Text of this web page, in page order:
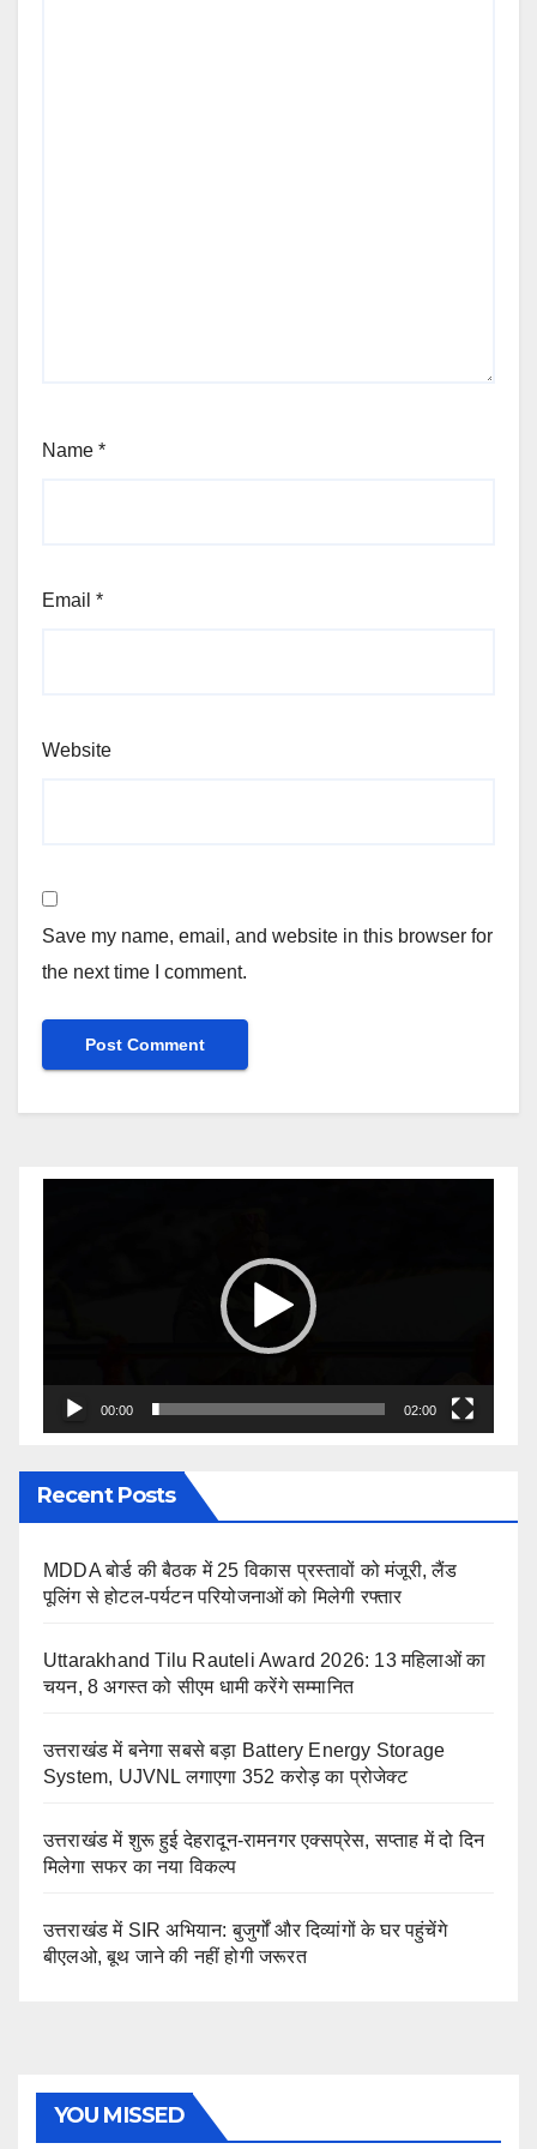
Name *
Email *
Website
Save my name, email, and website in this browser for
the next time I comment.
00:00 02:00
Recent Posts
MDDA बोर्ड की बैठक में 25 विकास प्रस्तावों को मंजूरी, लैंड
पूलिंग से होटल-पर्यटन परियोजनाओं को मिलेगी रफ्तार
Uttarakhand Tilu Rauteli Award 2026: 13 महिलाओं का
चयन, 8 अगस्त को सीएम धामी करेंगे सम्मानित
उत्तराखंड में बनेगा सबसे बड़ा Battery Energy Storage
System, UJVNL लगाएगा 352 करोड़ का प्रोजेक्ट
उत्तराखंड में शुरू हुई देहरादून-रामनगर एक्सप्रेस, सप्ताह में दो दिन
मिलेगा सफर का नया विकल्प
उत्तराखंड में SIR अभियान: बुजुर्गों और दिव्यांगों के घर पहुंचेंगे
बीएलओ, बूथ जाने की नहीं होगी जरूरत
YOU MISSED